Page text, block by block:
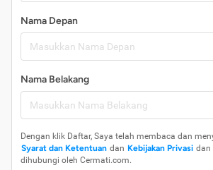
Nama Depan
Nama Belakang
Dengan klik Daftar, Saya telah membaca dan
Syarat dan Ketentuan dan Kebijakan Privasi dan
dihubungi oleh Cermati.com.